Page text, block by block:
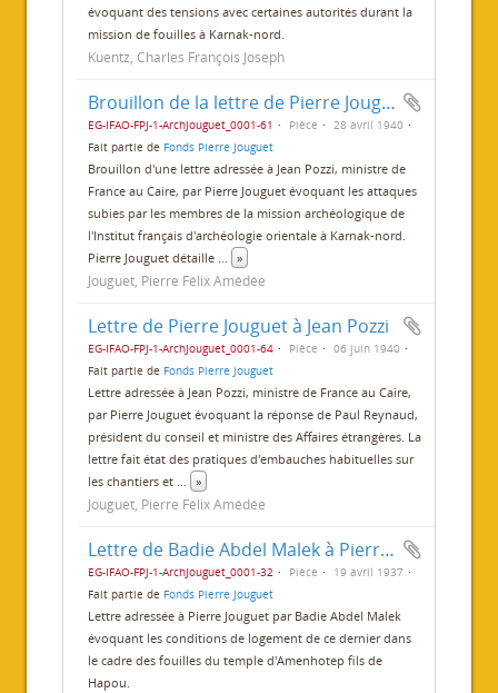
évoquant des tensions avec certaines autorités durant la
mission de fouilles à Karnak-nord.
Kuentz, Charles François Joseph
Brouillon de la lettre de Pierre Jouguet à Jean Pozzi
EG-IFAO-FPJ-1-ArchJouguet_0001-61 Pièce
28 avril 1940
Fait partie de Fonds Pierre Jouguet
Brouillon d'une lettre adressée à Jean Pozzi, ministre de
France au Caire, par Pierre Jouguet évoquant les attaques
subies par les membres de la mission archéologique de
l'Institut français d'archéologie orientale à Karnak-nord.
Pierre Jouguet détaille ... »
Jouguet, Pierre Félix Amédée
Lettre de Pierre Jouguet à Jean Pozzi
EG-IFAO-FPJ-1-ArchJouguet_0001-64 Pièce
06 juin 1940
Fait partie de Fonds Pierre Jouguet
Lettre adressée à Jean Pozzi, ministre de France au Caire,
par Pierre Jouguet évoquant la réponse de Paul Reynaud,
président du conseil et ministre des Affaires étrangères. La
lettre fait état des pratiques d'embauches habituelles sur
les chantiers et ... »
Jouguet, Pierre Félix Amédée
Lettre de Badie Abdel Malek à Pierre Jouguet
EG-IFAO-FPJ-1-ArchJouguet_0001-32 Pièce
19 avril 1937
Fait partie de Fonds Pierre Jouguet
Lettre adressée à Pierre Jouguet par Badie Abdel Malek
évoquant les conditions de logement de ce dernier dans
le cadre des fouilles du temple d'Amenhotep fils de
Hapou.